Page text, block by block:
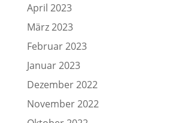
April 2023
März 2023
Februar 2023
Januar 2023
Dezember 2022
November 2022